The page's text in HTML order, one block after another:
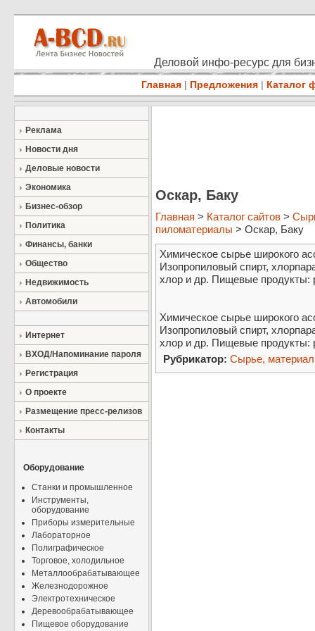
Деловой инфо-ресурс для
Главная | Предложения | Каталог
Реклама
Новости дня
Деловые новости
Экономика
Бизнес-обзор
Политика
Финансы, банки
Общество
Недвижимость
Автомобили
Интернет
ВХОД/Напоминание пароля
Регистрация
О проекте
Размещение пресс-релизов
Контакты
Оборудование
Станки и промышленное
Инструменты,
оборудование
Приборы измерительные
Лабораторное
Полиграфическое
Торговое, холодильное
Металлообрабатывающее
Железнодорожное
Электротехническое
Деревообрабатывающее
Пищевое оборудование
Оскар, Баку
Главная > Каталог сайтов >
пиломатериалы > Оскар, Баку
Химическое сырье широкого
Изопропиловый спирт,
хлор и др. Пищевые продукты:
Химическое сырье широкого
Изопропиловый спирт,
хлор и др. Пищевые продукты:
Рубрикатор: Сырье,